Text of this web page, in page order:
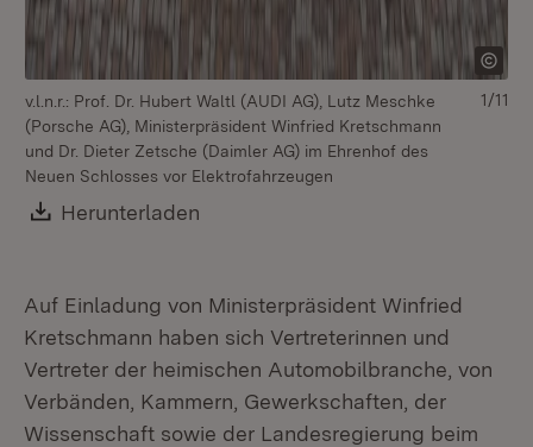
v.l.n.r.: Prof. Dr. Hubert Waltl (AUDI AG), Lutz Meschke
(Porsche AG), Ministerpräsident Winfried Kretschmann
und Dr. Dieter Zetsche (Daimler AG) im Ehrenhof des
Neuen Schlosses vor Elektrofahrzeugen
Download:
Herunterladen
1/11
Auf Einladung von Ministerpräsident Winfried
Kretschmann haben sich Vertreterinnen und
Vertreter der heimischen Automobilbranche, von
Verbänden, Kammern, Gewerkschaften, der
Wissenschaft sowie der Landesregierung beim